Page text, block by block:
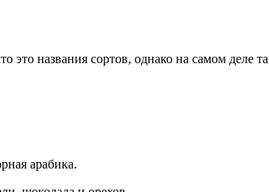
это названия сортов, однако на самом деле
арабика.